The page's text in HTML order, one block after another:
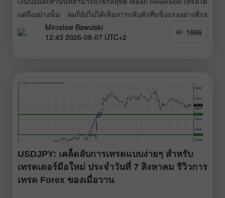
แต่ถึงอย่างนั้น ผมก็ยังไม่ได้เห็นการกลับตัวที่แข็งแรงอย่างที่รอ
คอยอยู่ ผมไม่ได้เทรดด้วยกลยุทธ์ Momentum เลย รายงาน
ตลาดแรงงานสหรัฐฯ ประจำเดือนกรกฎาคมมีกำหนดประกาศ
Miroslaw Bawulski
12:43 2026-08-07 UTC+2
1666
USDJPY: เคล็ดลับการเทรดแบบง่ายๆ สำหรับ
เทรดเดอร์มือใหม่ ประจำวันที่ 7 สิงหาคม รีวิวการ
เทรด Forex ของเมื่อวาน